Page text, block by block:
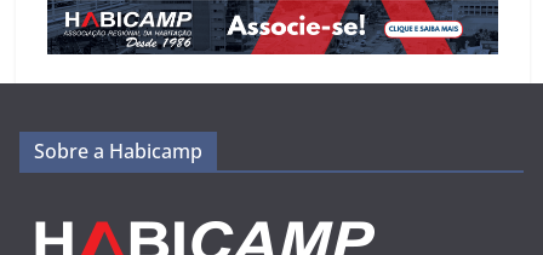
Sobre a Habicamp